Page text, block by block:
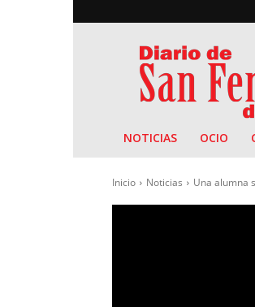
Diario
de
San
NOTICIAS OCIO
Inicio Noticias Una alumna